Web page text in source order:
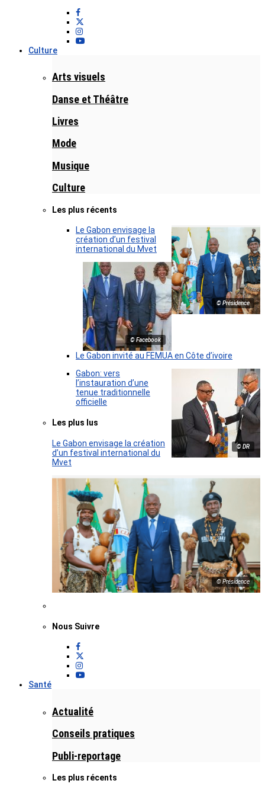
Culture
Arts visuels
Danse et Théâtre
Livres
Mode
Musique
Culture
Les plus récents
© Présidence
Le Gabon envisage la
création d’un festival
international du Mvet
© Facebook
Le Gabon invité au FEMUA en Côte d’ivoire
© DR
Gabon: vers
l’instauration d’une
tenue traditionnelle
officielle
Les plus lus
Le Gabon envisage la création
d’un festival international du
Mvet
© Présidence
Nous Suivre
Santé
Actualité
Conseils pratiques
Publi-reportage
Les plus récents